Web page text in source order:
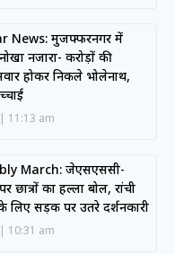
News: मुजफ्फरनगर में
नजारा- करोड़ों की
होकर निकले भोलेनाथ,
11:13 am
March: जेएसएससी-
छात्रों का हल्ला बोल, रांची
सड़क पर उतरे प्रदर्शनकारी
10:31 am